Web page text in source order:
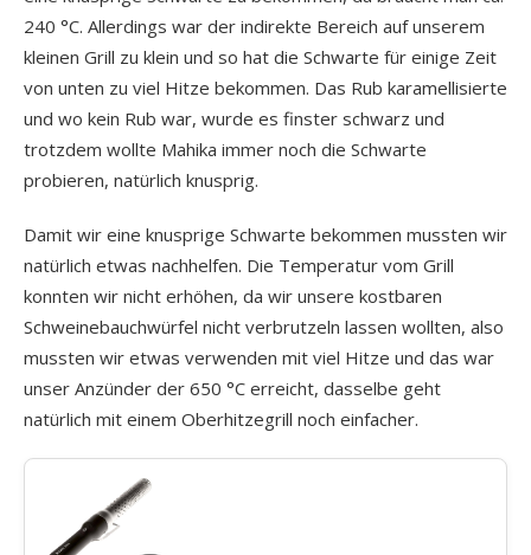
240 °C. Allerdings war der indirekte Bereich auf unserem
kleinen Grill zu klein und so hat die Schwarte für einige Zeit
von unten zu viel Hitze bekommen. Das Rub karamellisierte
und wo kein Rub war, wurde es finster schwarz und
trotzdem wollte Mahika immer noch die Schwarte
probieren, natürlich knusprig.
Damit wir eine knusprige Schwarte bekommen mussten wir
natürlich etwas nachhelfen. Die Temperatur vom Grill
konnten wir nicht erhöhen, da wir unsere kostbaren
Schweinebauchwürfel nicht verbrutzeln lassen wollten, also
mussten wir etwas verwenden mit viel Hitze und das war
unser Anzünder der 650 °C erreicht, dasselbe geht
natürlich mit einem Oberhitzegrill noch einfacher.